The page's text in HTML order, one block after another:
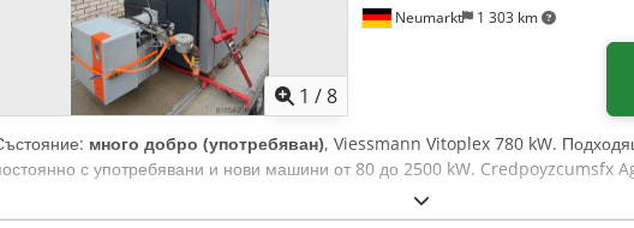
1 /8
Neumarkt 1 303 km
много добро (употребяван), Viessmann Vitoplex 780 kW.
с употребявани и нови машини от 80 до 2500 kW. Credpoyzcumsfx